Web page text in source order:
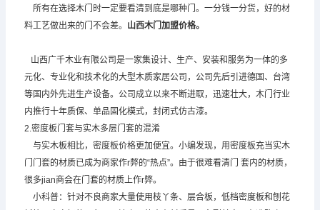
所有在选择木门时一定要看清到底是哪种门。一分钱一分货，好的材
料工艺做出来的门不会差。 山西木门加盟价格。
山西广千木业有限公司是一家集设计、生产、安装和服务为一体的多
元化、专业化和技术化的大型木质家居公司，公司先后引进德国、台湾
等国内外先进生产设备。公司成立以来不断进取，迅速壮大，木门行业
内推行十年质保、单品固化模式，封闭式仿古漆。
2.密度板门套与实木多层门套的混淆
与实木板相比，密度板价格更加便宜。小编发现，用密度板充当实木
门门套的材质已成为商家作r弊的“热点”。由于很难看清门 套内的材质，
很多jian商会在门套的材质上作r弊。
小科普：针对不良商家大量使用枝丫条、层合板，低档密度板和刨花